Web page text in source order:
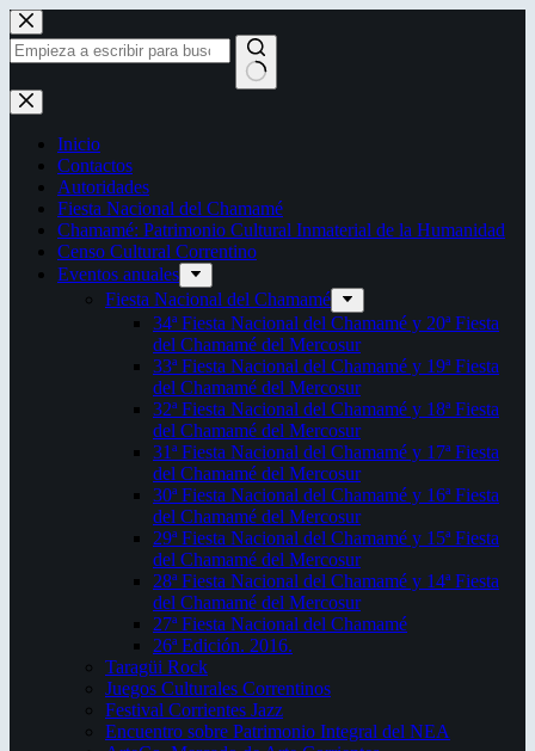
Saltar
al
contenido
Sin
resultados
Inicio
Contactos
Autoridades
Fiesta Nacional del Chamamé
Chamamé: Patrimonio Cultural Inmaterial de la Humanidad
Censo Cultural Correntino
Eventos anuales
Fiesta Nacional del Chamamé
34ª Fiesta Nacional del Chamamé y 20ª Fiesta
del Chamamé del Mercosur
33ª Fiesta Nacional del Chamamé y 19ª Fiesta
del Chamamé del Mercosur
32ª Fiesta Nacional del Chamamé y 18ª Fiesta
del Chamamé del Mercosur
31ª Fiesta Nacional del Chamamé y 17ª Fiesta
del Chamamé del Mercosur
30ª Fiesta Nacional del Chamamé y 16ª Fiesta
del Chamamé del Mercosur
29ª Fiesta Nacional del Chamamé y 15ª Fiesta
del Chamamé del Mercosur
28ª Fiesta Nacional del Chamamé y 14ª Fiesta
del Chamamé del Mercosur
27ª Fiesta Nacional del Chamamé
26ª Edición. 2016.
Taragüi Rock
Juegos Culturales Correntinos
Festival Corrientes Jazz
Encuentro sobre Patrimonio Integral del NEA